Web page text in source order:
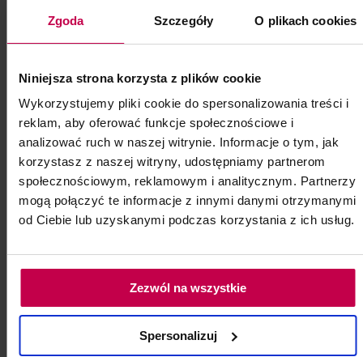
Zgoda Szczegóły O plikach cookies
Niniejsza strona korzysta z plików cookie
Wykorzystujemy pliki cookie do spersonalizowania treści i
reklam, aby oferować funkcje społecznościowe i
analizować ruch w naszej witrynie. Informacje o tym, jak
korzystasz z naszej witryny, udostępniamy partnerom
społecznościowym, reklamowym i analitycznym. Partnerzy
mogą połączyć te informacje z innymi danymi otrzymanymi
od Ciebie lub uzyskanymi podczas korzystania z ich usług.
Zezwól na wszystkie
Spersonalizuj
Mikropen - urządzenie do